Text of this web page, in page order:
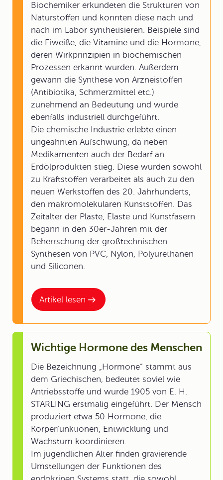
Artikel lesen
Biochemiker erkundeten die Strukturen von
Naturstoffen und konnten diese nach und
nach im Labor synthetisieren. Beispiele sind
die Eiweiße, die Vitamine und die Hormone,
deren Wirkprinzipien in biochemischen
Prozessen erkannt wurden. Außerdem
gewann die Synthese von Arzneistoffen
(Antibiotika, Schmerzmittel etc.)
zunehmend an Bedeutung und wurde
ebenfalls industriell durchgeführt.
Die chemische Industrie erlebte einen
ungeahnten Aufschwung, da neben
Medikamenten auch der Bedarf an
Erdölprodukten stieg. Diese wurden sowohl
zu Kraftstoffen verarbeitet als auch zu den
neuen Werkstoffen des 20. Jahrhunderts,
den makromolekularen Kunststoffen. Das
Zeitalter der Plaste, Elaste und Kunstfasern
begann in den 30er-Jahren mit der
Beherrschung der großtechnischen
Synthesen von PVC, Nylon, Polyurethanen
und Siliconen.
Wichtige Hormone des Menschen
Die Bezeichnung „Hormone“ stammt aus
dem Griechischen, bedeutet soviel wie
Antriebsstoffe und wurde 1905 von E. H.
STARLING erstmalig eingeführt. Der Mensch
produziert etwa 50 Hormone, die
Körperfunktionen, Entwicklung und
Wachstum koordinieren.
Im jugendlichen Alter finden gravierende
Umstellungen der Funktionen des